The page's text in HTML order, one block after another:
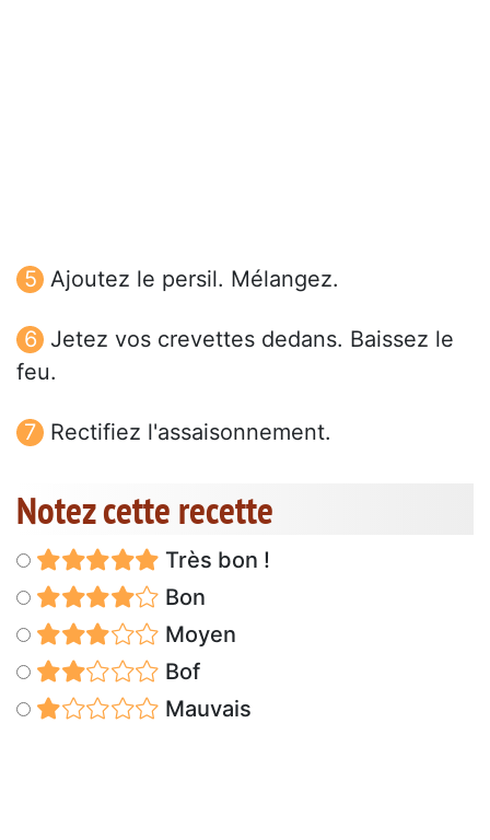
Ajoutez le persil. Mélangez.
Jetez vos crevettes dedans. Baissez le
feu.
Rectifiez l'assaisonnement.
Notez cette recette
Très bon !
Bon
Moyen
Bof
Mauvais